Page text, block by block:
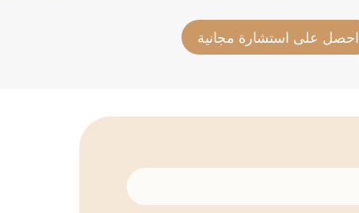
احصل على استشارة مجانية